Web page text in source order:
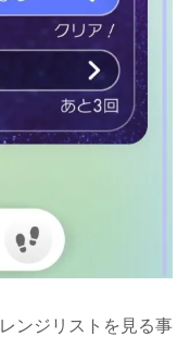
ンジリストを見る事